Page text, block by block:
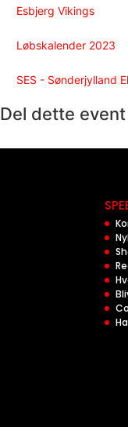
Esbjerg Vikings
Løbskalender 2023
SES - Sønderjylland
Del dette event